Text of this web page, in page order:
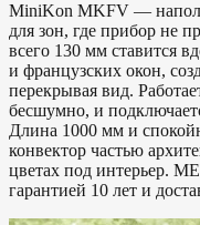
MiniKon MKFV —
для зон, где прибор не
всего 130 мм ставится
и французских окон,
перекрывая вид.
бесшумно, и
Длина 1000 мм и
конвектор частью
цветах под интерьер.
гарантией 10 лет и